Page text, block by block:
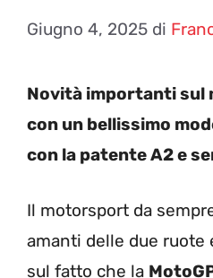
Giugno 4, 2025 di
Novità importanti sul
con un bellissimo
con la patente A2 e
Il motorsport da
amanti delle due ruote
sul fatto che la